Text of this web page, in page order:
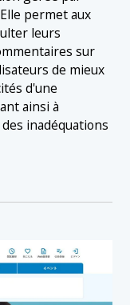
permet aux
leurs
sur
de mieux
d'une
ainsi à
inadéquations